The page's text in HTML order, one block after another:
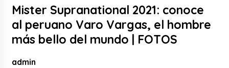
Mister Supranational 2021: conoce
al peruano Varo Vargas, el hombre
más bello del mundo | FOTOS
admin